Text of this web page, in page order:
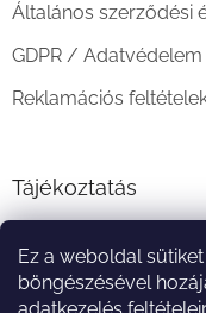
Ez a weboldal
böngészésével
Általános szerződési
GDPR / Adatvédelem
Reklamációs
Tájékoztatás
A vásárlás menete